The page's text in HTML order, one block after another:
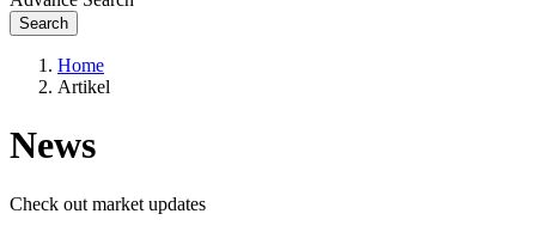
Search
Home
Artikel
News
Check out market updates